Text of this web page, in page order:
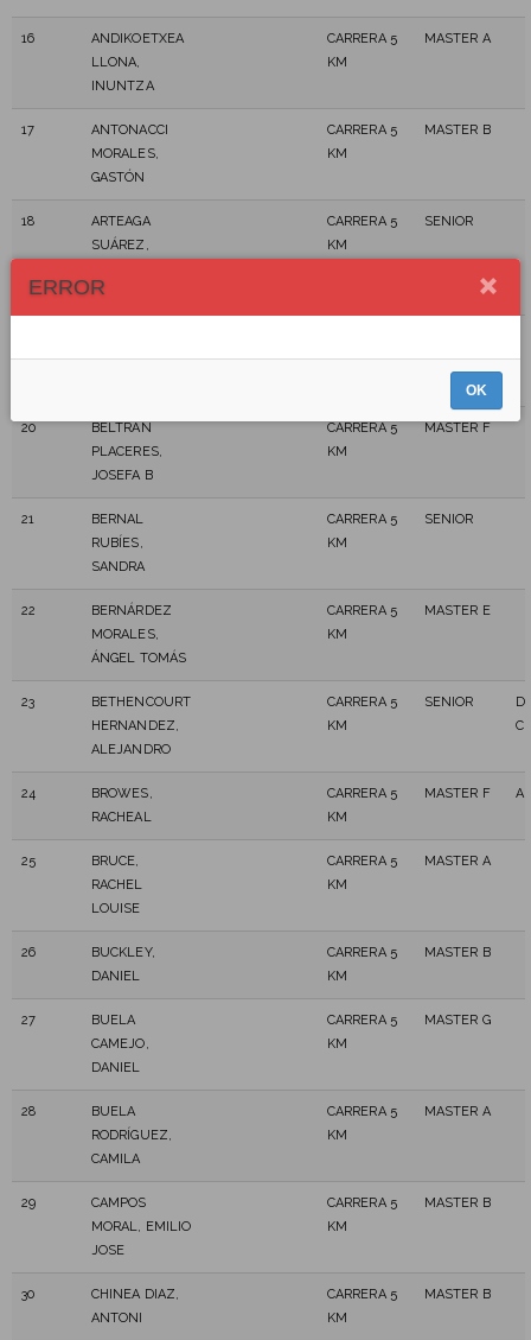
16
ANDIKOETXEA
LLONA,
INUNTZA
CARRERA 5
KM
MASTER A
17
ANTONACCI
MORALES,
GASTÓN
CARRERA 5
KM
MASTER B
18
ARTEAGA
SUÁREZ,
RAFAEL
CARRERA 5
KM
SENIOR
ARRAEZ,
KM
20
BELTRÁN
PLACERES,
JOSEFA B
CARRERA 5
KM
MASTER F
21
BERNAL
RUBÍES,
SANDRA
CARRERA 5
KM
SENIOR
22
BERNÁRDEZ
MORALES,
ÁNGEL TOMÁS
CARRERA 5
KM
MASTER E
23
BETHENCOURT
HERNANDEZ,
ALEJANDRO
CARRERA 5
KM
SENIOR
24
BROWES,
RACHEAL
CARRERA 5
KM
MASTER F
25
BRUCE,
RACHEL
LOUISE
CARRERA 5
KM
MASTER A
26
BUCKLEY,
DANIEL
CARRERA 5
KM
MASTER B
27
BUELA
CAMEJO,
DANIEL
CARRERA 5
KM
MASTER G
28
BUELA
RODRÍGUEZ,
CAMILA
CARRERA 5
KM
MASTER A
29
CAMPOS
MORAL, EMILIO
JOSE
CARRERA 5
KM
MASTER B
30
CHINEA DIAZ,
ANTONI
CARRERA 5
KM
MASTER B
ERROR
OK